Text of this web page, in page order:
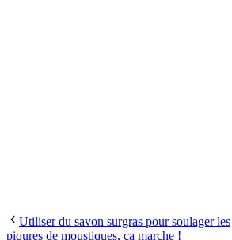
Utiliser du savon surgras pour soulager les
piqures de moustiques, ça marche !